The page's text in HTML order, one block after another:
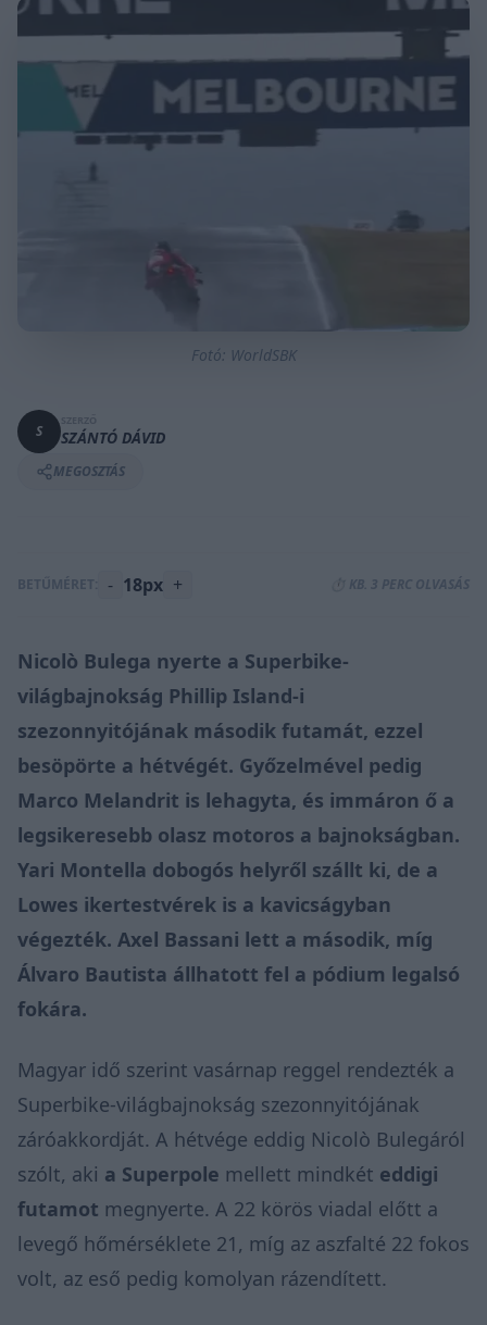
Fotó: WorldSBK
S SZÁNTÓ DÁVID
MEGOSZTÁS
BETŰMÉRET: - 18px + ⏱️ KB. 3 PERC OLVASÁS
Nicolò Bulega nyerte a Superbike-
világbajnokság Phillip Island-i
szezonnyitójának második futamát, ezzel
besöpörte a hétvégét. Győzelmével pedig
Marco Melandrit is lehagyta, és immáron ő a
legsikeresebb olasz motoros a bajnokságban.
Yari Montella dobogós helyről szállt ki, de a
Lowes ikertestvérek is a kavicságyban
végezték. Axel Bassani lett a második, míg
Álvaro Bautista állhatott fel a pódium legalsó
fokára.
Magyar idő szerint vasárnap reggel rendezték a
Superbike-világbajnokság szezonnyitójának
záróakkordját. A hétvége eddig Nicolò Bulegáról
szólt, aki a Superpole mellett mindkét eddigi
futamot megnyerte. A 22 körös viadal előtt a
levegő hőmérséklete 21, míg az aszfalté 22 fokos
volt, az eső pedig komolyan rázendített.